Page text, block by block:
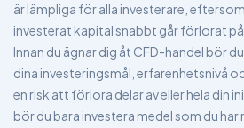
är lämpliga för alla investerare,
investerat kapital snabbt går förlorat på
Innan du ägnar dig åt CFD-handel bör
dina investeringsmål, erfarenhetsnivå
en risk att förlora delar av eller hela din
bör du bara investera medel som du